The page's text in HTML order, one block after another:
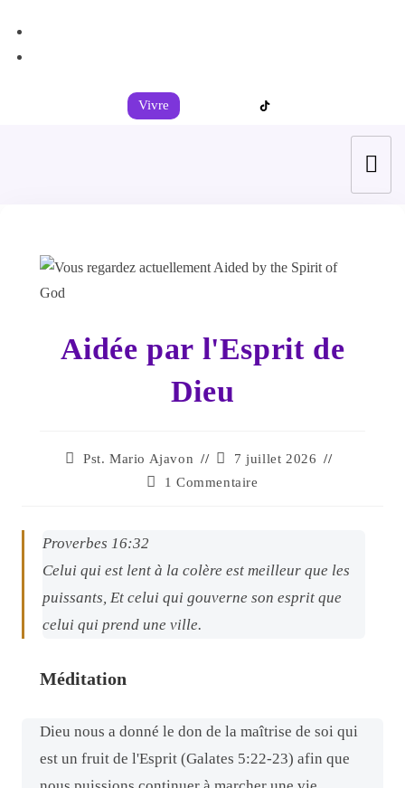
Vivre
Aidée par l'Esprit de
Dieu
Pst. Mario Ajavon
7 juillet 2026
1 Commentaire
Proverbes 16:32
Celui qui est lent à la colère est meilleur que les
puissants, Et celui qui gouverne son esprit que
celui qui prend une ville.
Méditation
Dieu nous a donné le don de la maîtrise de soi qui
est un fruit de l'Esprit (Galates 5:22-23) afin que